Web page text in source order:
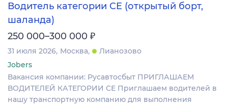
Водитель категории CE (открытый борт,
шаланда)
250 000–300 000 ₽
31 июля 2026 Москва
Лианозово
Jobers
Вакансия компании: Русавтосбыт ПРИГЛАШАЕМ
ВОДИТЕЛЕЙ КАТЕГОРИИ СЕ Приглашаем водителей в
нашу транспортную компанию для выполнения